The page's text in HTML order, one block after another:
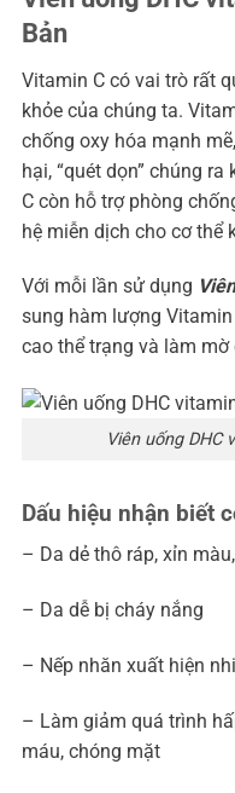
Bản
Vitamin C có vai trò rất
khỏe của chúng ta.
chống oxy hóa mạnh
hại, “quét dọn” chúng
C còn hỗ trợ phòng
hệ miễn dịch cho cơ thể
Với mỗi lần sử dụng
sung hàm lượng
cao thể trạng và làm
Viên uống DHC
Dấu hiệu nhận biết
– Da dẻ thô ráp, xỉn
– Da dễ bị cháy nắng
– Nếp nhăn xuất hiện
– Làm giảm quá trình
máu, chóng mặt